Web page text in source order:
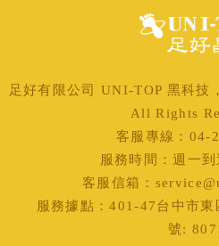
足好有限公司 UNI-TOP 黑科
All Rights
客服專線：04-
服務時間：週一
客服信箱：
服務據點：401-47台中市
號: